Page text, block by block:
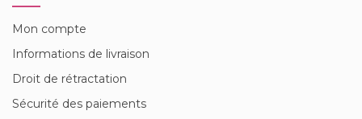
Mon compte
Informations de livraison
Droit de rétractation
Sécurité des paiements